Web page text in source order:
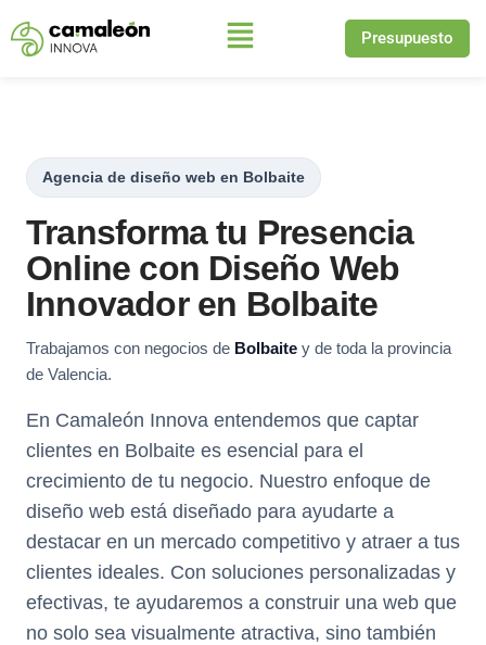
Saltar
Presupuesto
Agencia de diseño web en Bolbaite
Transforma tu Presencia
Online con Diseño Web
Innovador en Bolbaite
Trabajamos con negocios de Bolbaite y de toda la provincia
de Valencia.
En Camaleón Innova entendemos que captar
clientes en Bolbaite es esencial para el
crecimiento de tu negocio. Nuestro enfoque de
diseño web está diseñado para ayudarte a
destacar en un mercado competitivo y atraer a tus
clientes ideales. Con soluciones personalizadas y
efectivas, te ayudaremos a construir una web que
no solo sea visualmente atractiva, sino también